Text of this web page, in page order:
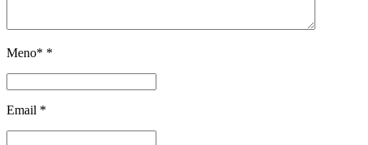
Meno* *
Email *